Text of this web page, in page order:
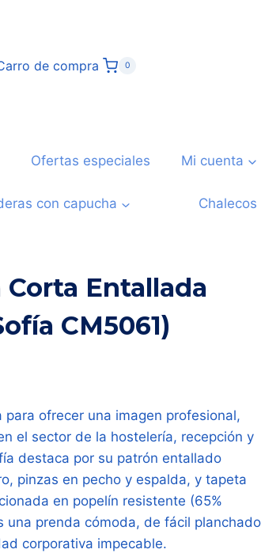
de compra
0
Ofertas especiales Mi cuenta
con capucha Chalecos
Entallada
CM5061)
ofrecer una imagen profesional,
el sector de la hostelería, recepción y
destaca por su patrón entallado
pinzas en pecho y espalda, y tapeta
en popelín resistente (65%
una prenda cómoda, de fácil planchado
corporativa impecable.